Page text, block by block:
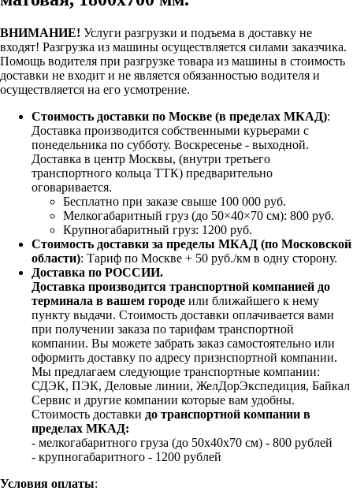
ВНИМАНИЕ! Услуги разгрузки и подъема в доставку не
входят! Разгрузка из машины осуществляется силами заказчика.
Помощь водителя при разгрузке товара из машины в стоимость
доставки не входит и не является обязанностью водителя и
осуществляется на его усмотрение.
Стоимость доставки по Москве (в пределах МКАД):
Доставка производится собственными курьерами с
понедельника по субботу. Воскресенье - выходной.
Доставка в центр Москвы, (внутри третьего
транспортного кольца ТТК) предварительно
оговаривается.
Бесплатно при заказе свыше 100 000 руб.
Мелкогабаритный груз (до 50×40×70 см): 800 руб.
Крупногабаритный груз: 1200 руб.
Стоимость доставки за пределы МКАД (по Московской
области): Тариф по Москве + 50 руб./км в одну сторону.
Доставка по РОССИИ.
Доставка производится транспортной компанией до
терминала в вашем городе или ближайшего к нему
пункту выдачи. Стоимость доставки оплачивается вами
при получении заказа по тарифам транспортной
компании. Вы можете забрать заказ самостоятельно или
оформить доставку по адресу признспортной компании.
Мы предлагаем следующие транспортные компании:
СДЭК, ПЭК, Деловые линии, ЖелДорЭкспедиция, Байкал
Сервис и другие компании которые вам удобны.
Стоимость доставки до транспортной компании в
пределах МКАД:
- мелкогабаритного груза (до 50х40х70 см) - 800 рублей
- крупногабаритного - 1200 рублей
Условия оплаты: